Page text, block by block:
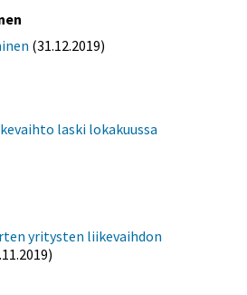
(31.12.2019)
laski lokakuussa
yritysten liikevaihdon